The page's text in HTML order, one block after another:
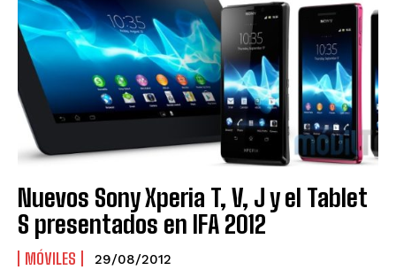
Nuevos Sony Xperia T, V, J y el Tablet
S presentados en IFA 2012
MÓVILES 29/08/2012